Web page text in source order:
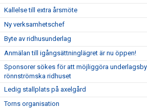
Kallelse till extra årsmöte
Ny verksamhetschef
Byte av ridhusunderlag
Anmälan till igångsättninglägret är nu öppen!
Sponsorer sökes för att möjliggöra
rönnströmska ridhuset
Ledig stallplats på axelgård
Torns organisation